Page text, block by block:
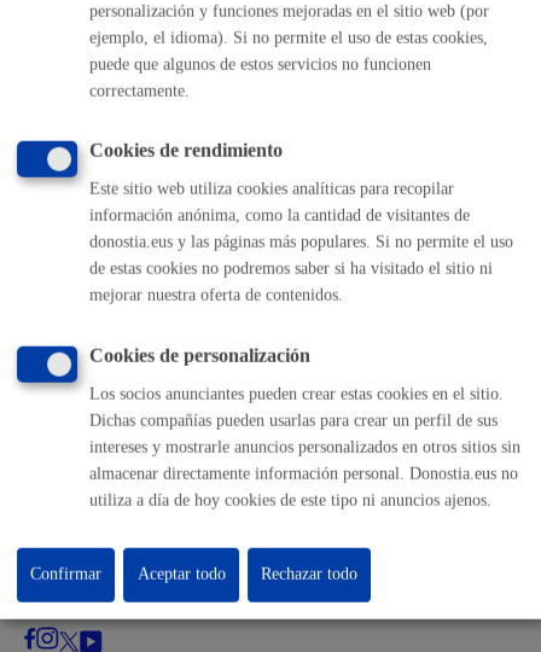
Buzón de la ciudadanía
Informar de un error en la web
Ofertas de empleo
Perfil del contratante
Mapas - GeoDonostia
Otras páginas web corporativas
Donostia Kirola
Donostia Kultura
Donostia Turismo
Fomento de San Sebastián
Síguenos en redes sociales
personalización y funciones mejoradas en el sitio web (por
ejemplo, el idioma). Si no permite el uso de estas cookies,
puede que algunos de estos servicios no funcionen
correctamente.
Cookies de rendimiento
Este sitio web utiliza cookies analíticas para recopilar
información anónima, como la cantidad de visitantes de
donostia.eus y las páginas más populares. Si no permite el uso
de estas cookies no podremos saber si ha visitado el sitio ni
mejorar nuestra oferta de contenidos.
Cookies de personalización
Los socios anunciantes pueden crear estas cookies en el sitio.
Dichas compañías pueden usarlas para crear un perfil de sus
intereses y mostrarle anuncios personalizados en otros sitios sin
almacenar directamente información personal. Donostia.eus no
utiliza a día de hoy cookies de este tipo ni anuncios ajenos.
Rechazar todo
Confirmar Aceptar todo